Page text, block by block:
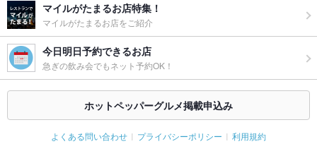
マイルがたまるお店特集！
マイルがたまるお店をご紹介
今日明日予約できるお店
急ぎの飲み会でもネット予約OK！
ホットペッパーグルメ掲載申込み
よくある問い合わせ プライバシーポリシー 利用規約